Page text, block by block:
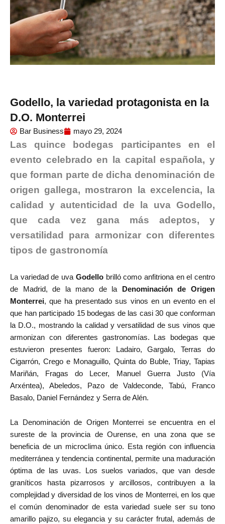
Godello, la variedad protagonista en la
D.O. Monterrei
Bar Business mayo 29, 2024
Las quince bodegas participantes en el
evento celebrado en la capital española, y
que forman parte de dicha denominación de
origen gallega, mostraron la excelencia, la
calidad y autenticidad de la uva Godello,
que cada vez gana más adeptos, y
versatilidad para armonizar con diferentes
tipos de gastronomía
La variedad de uva Godellobrilló como anfitriona en el centro
de Madrid, de la mano de la Denominación de Origen
Monterrei, que ha presentado sus vinos en un evento en el
que han participado 15 bodegas de las casi 30 que conforman
la D.O., mostrando la calidad y versatilidad de sus vinos que
armonizan con diferentes gastronomías. Las bodegas que
estuvieron presentes fueron: Ladairo, Gargalo, Terras do
Cigarrón, Crego e Monaguillo, Quinta do Buble, Triay, Tapias
Mariñán, Fragas do Lecer, Manuel Guerra Justo (Vía
Arxéntea), Abeledos, Pazo de Valdeconde, Tabú, Franco
Basalo, Daniel Fernández y Serra de Alén.
La Denominación de Origen Monterrei se encuentra en el
sureste de la provincia de Ourense, en una zona que se
beneficia de un microclima único. Esta región con influencia
mediterránea y tendencia continental, permite una maduración
óptima de las uvas. Los suelos variados, que van desde
graníticos hasta pizarrosos y arcillosos, contribuyen a la
complejidad y diversidad de los vinos de Monterrei, en los que
el común denominador de esta variedad suele ser su tono
amarillo pajizo, su elegancia y su carácter frutal, además de